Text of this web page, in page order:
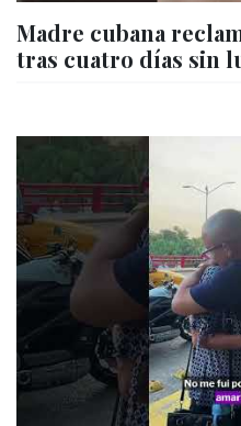
Madre cubana
tras cuatro días sin